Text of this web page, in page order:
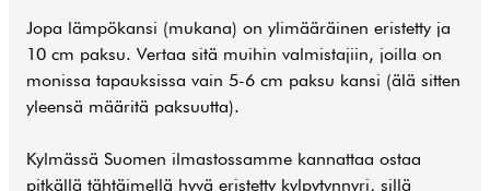
Jopa lämpökansi (mukana) on ylimääräinen eristetty ja
10 cm paksu. Vertaa sitä muihin valmistajiin, joilla on
monissa tapauksissa vain 5-6 cm paksu kansi (älä sitten
yleensä määritä paksuutta).
Kylmässä Suomen ilmastossamme kannattaa ostaa
pitkällä tähtäimellä hyvä eristetty kylpytynnyri, sillä